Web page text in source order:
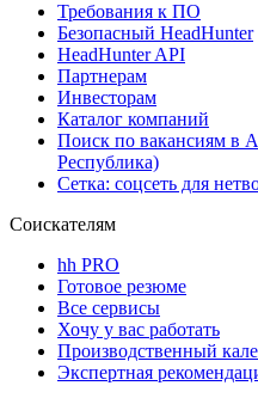
Требования к ПО
Безопасный HeadHunter
HeadHunter API
Партнерам
Инвесторам
Каталог компаний
Поиск по вакансиям в
Республика)
Сетка: соцсеть для
Соискателям
hh PRO
Готовое резюме
Все сервисы
Хочу у вас работать
Производственный
Экспертная